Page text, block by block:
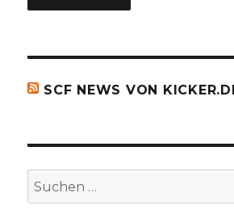
SCF NEWS VON
Suchen
nach: